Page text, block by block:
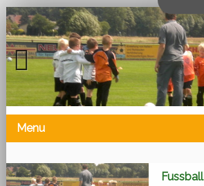
Previous
Menu
Fussball